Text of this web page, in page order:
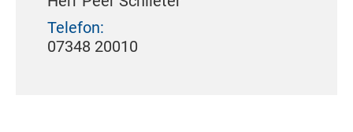
Telefon:
07348 20010